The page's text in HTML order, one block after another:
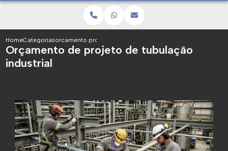
HomeCategoriasorcamento projeto tubulacao industrial
Orçamento de projeto de tubulação
industrial